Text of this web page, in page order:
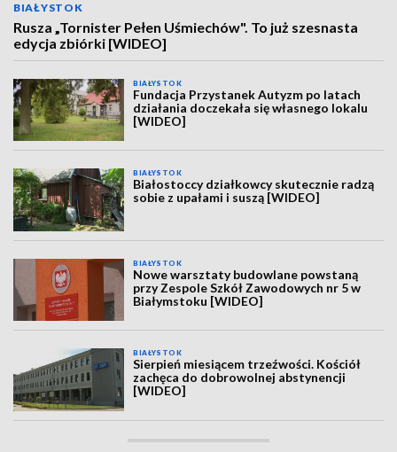
BIAŁYSTOK
Rusza „Tornister Pełen Uśmiechów". To już szesnasta
edycja zbiórki [WIDEO]
BIAŁYSTOK
Fundacja Przystanek Autyzm po latach
działania doczekała się własnego lokalu
[WIDEO]
BIAŁYSTOK
Białostoccy działkowcy skutecznie radzą
sobie z upałami i suszą [WIDEO]
BIAŁYSTOK
Nowe warsztaty budowlane powstaną
przy Zespole Szkół Zawodowych nr 5 w
Białymstoku [WIDEO]
BIAŁYSTOK
Sierpień miesiącem trzeźwości. Kościół
zachęca do dobrowolnej abstynencji
[WIDEO]